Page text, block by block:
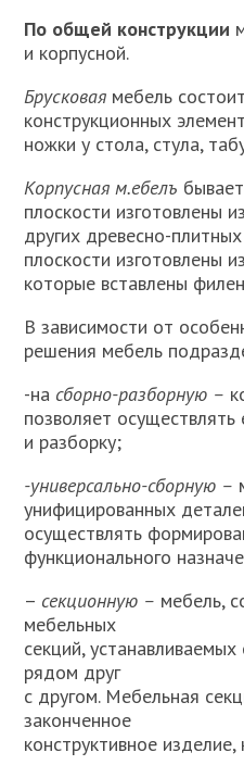
По общей конструкции
и корпусной.
Брусковая мебель
конструкционных
ножки у стола, стула,
Корпусная м.ебелъ
плоскости изготовле­ны
других древесно-
плоскости изготовлены
которые вставлены
В зависимости от
решения ме­бель
-на сборно-разборную –
позволяет
и разборку;
-универсально-сборную –
унифицированных
осуществлять
функционального
– секционную – мебель,
мебельных
секций,
рядом друг
с другом. Мебельная
законченное
конструктивное